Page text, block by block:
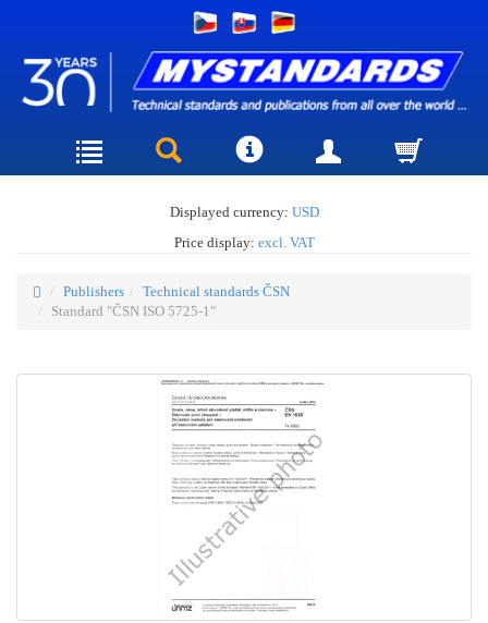
Displayed currency: USD
Price display: excl. VAT
Publishers
Technical standards ČSN
Standard "ČSN ISO 5725-1"